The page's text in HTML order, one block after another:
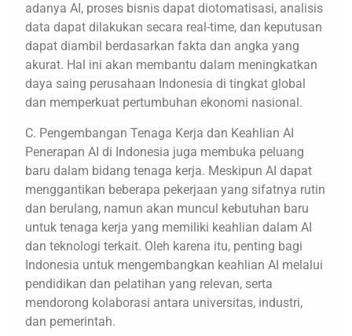
adanya AI, proses bisnis dapat diotomatisasi, analisis
data dapat dilakukan secara real-time, dan keputusan
dapat diambil berdasarkan fakta dan angka yang
akurat. Hal ini akan membantu dalam meningkatkan
daya saing perusahaan Indonesia di tingkat global
dan memperkuat pertumbuhan ekonomi nasional.
C. Pengembangan Tenaga Kerja dan Keahlian AI
Penerapan AI di Indonesia juga membuka peluang
baru dalam bidang tenaga kerja. Meskipun AI dapat
menggantikan beberapa pekerjaan yang sifatnya rutin
dan berulang, namun akan muncul kebutuhan baru
untuk tenaga kerja yang memiliki keahlian dalam AI
dan teknologi terkait. Oleh karena itu, penting bagi
Indonesia untuk mengembangkan keahlian AI melalui
pendidikan dan pelatihan yang relevan, serta
mendorong kolaborasi antara universitas, industri,
dan pemerintah.